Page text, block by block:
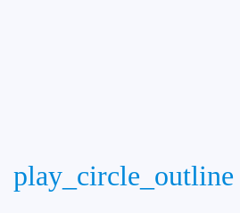
play_circle_outline